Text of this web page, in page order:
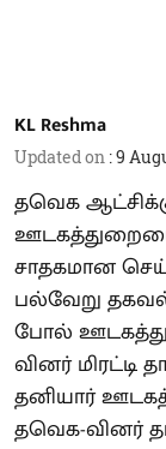
KL Reshma
Updated on :9
தவெக
சாதகமான
பல்வேறு
போல்
வினர் மிரட்டி
தனியார்
தவெக-வினர்